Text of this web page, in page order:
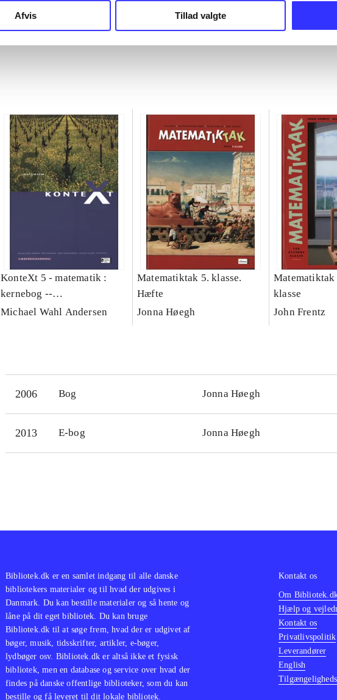
Afvis Tillad valgte
KonteXt 5 - matematik :
kernebog --
Lærervejledning
Michael Wahl Andersen
Matematiktak 5. klasse.
Hæfte
Jonna Høegh
klasse
John Frentz
2006 Bog Jonna Høegh
2013 E-bog Jonna Høegh
Bibliotek.dk er en samlet indgang til alle danske
bibliotekers materialer og til hvad der udgives i
Danmark. Du kan bestille materialer og så hente og
låne på dit eget bibliotek. Du kan bruge
Bibliotek.dk til at søge frem, hvad der er udgivet af
bøger, musik, tidsskrifter, artikler, e-bøger,
lydbøger osv. Bibliotek.dk er altså ikke et fysisk
bibliotek, men en database og service over hvad der
findes på danske offentlige biblioteker, som du kan
bestille og få leveret til dit lokale bibliotek.
Kontakt os
Om
Hjælp og
Kontakt os
Privatlivspolitik
Leverandører
English